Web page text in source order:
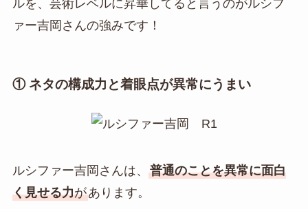
ルを、芸術レベルに昇華してると言うのがルシフ
ァー吉岡さんの強みです！
① ネタの構成力と着眼点が異常にうまい
ルシファー吉岡さんは、 普通のことを異常に面白
く見せる力があります。